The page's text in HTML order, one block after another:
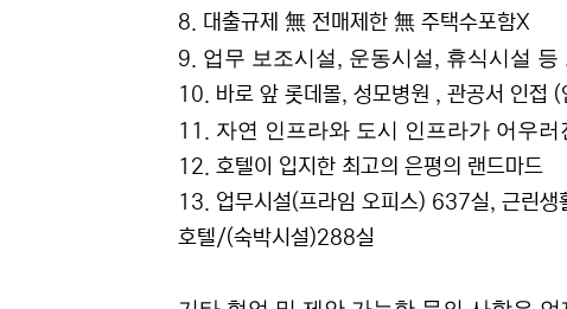
8. 대출규제 無 전매제한 無 주택수포함X
9. 업무 보조시설 , 운동시설 , 휴식시설 등
10. 바로 앞 롯데몰, 성모병원 , 관공서 인접 (
11. 자연 인프라와 도시 인프라가 어우러
12. 호텔이 입지한 최고의 은평의 랜드마드
13. 업무시설(프라임 오피스) 637실, 근린
호텔/(숙박시설)288실